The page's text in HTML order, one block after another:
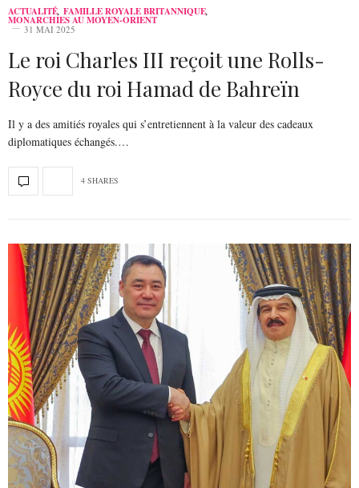
ACTUALITÉ, FAMILLE ROYALE BRITANNIQUE,
MONARCHIES AU MOYEN-ORIENT
31 MAI 2025
Le roi Charles III reçoit une Rolls-
Royce du roi Hamad de Bahreïn
Il y a des amitiés royales qui s’entretiennent à la valeur des cadeaux
diplomatiques échangés.…
4 SHARES